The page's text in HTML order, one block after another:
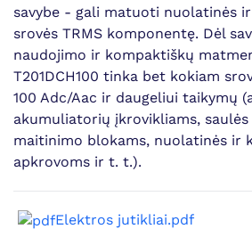
savybe - gali matuoti nuolatinės
srovės TRMS komponentę. Dėl
naudojimo ir kompaktiškų
T201DCH100 tinka bet kokiam
100 Adc/Aac ir daugeliui taikymų
akumuliatorių įkrovikliams,
maitinimo blokams, nuolatinės ir
apkrovoms ir t. t.).
Elektros jutikliai.pdf